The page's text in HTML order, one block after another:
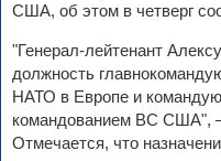
США, об этом в четверг
"Генерал-лейтенант
должность
НАТО в Европе и
командованием ВС США",
Отмечается, что